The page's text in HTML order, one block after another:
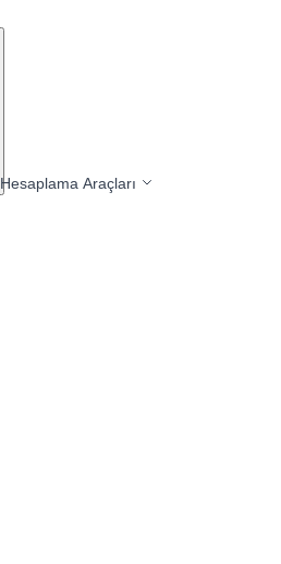
Hesaplama Araçları